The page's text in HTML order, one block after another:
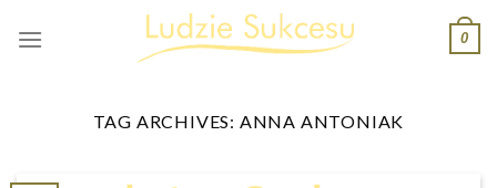
0
TAG ARCHIVES: ANNA ANTONIAK